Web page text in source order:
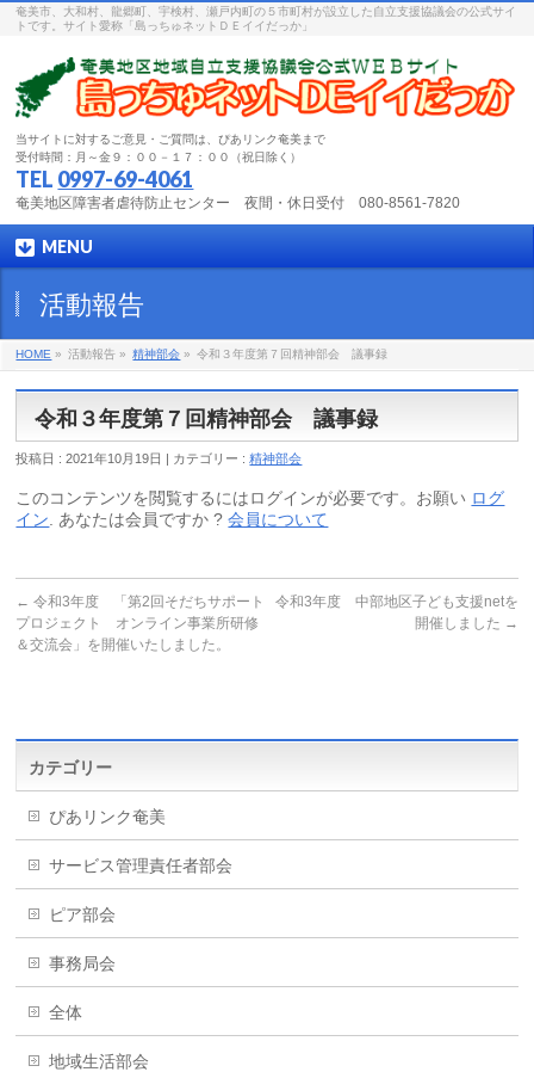
奄美市、大和村、龍郷町、宇検村、瀬戸内町の５市町村が設立した自立支援協議会の公式サイ
トです。サイト愛称「島っちゅネットＤＥイイだっか」
当サイトに対するご意見・ご質問は、ぴあリンク奄美まで
受付時間：月～金９：００－１７：００（祝日除く）
TEL 0997-69-4061
奄美地区障害者虐待防止センター 夜間・休日受付 080-8561-7820
MENU
活動報告
HOME » 活動報告 » 精神部会 » 令和３年度第７回精神部会 議事録
令和３年度第７回精神部会 議事録
投稿日 : 2021年10月19日 | カテゴリー :精神部会
このコンテンツを閲覧するにはログインが必要です。お願い ログ
イン . あなたは会員ですか ?会員について
← 令和3年度 「第2回そだちサポート
プロジェクト オンライン事業所研修
＆交流会」を開催いたしました。
令和3年度 中部地区子ども支援netを
開催しました →
カテゴリー
ぴあリンク奄美
サービス管理責任者部会
ピア部会
事務局会
全体
地域生活部会